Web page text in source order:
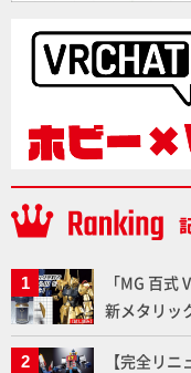
「MG 百
新メタリッ
りに!!【試
【完全リ